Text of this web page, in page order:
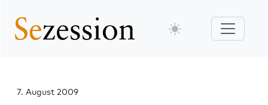
7. August 2009